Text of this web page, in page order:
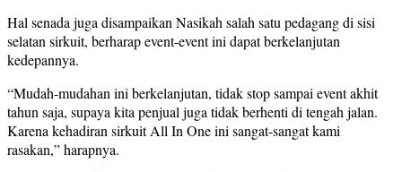
Hal senada juga disampaikan Nasikah salah satu pedagang di sisi
selatan sirkuit, berharap event-event ini dapat berkelanjutan
kedepannya.
“Mudah-mudahan ini berkelanjutan, tidak stop sampai event akhit
tahun saja, supaya kita penjual juga tidak berhenti di tengah jalan.
Karena kehadiran sirkuit All In One ini sangat-sangat kami
rasakan,” harapnya.